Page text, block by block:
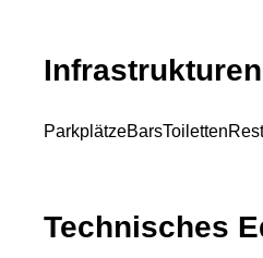
ParkplätzeBarsToiletten
Technisches